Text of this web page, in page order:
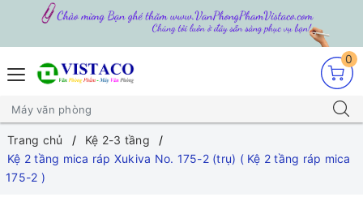
0
Trang chủ
Kệ 2-3 tầng
Kệ 2 tầng mica ráp Xukiva No. 175-2 (trụ) ( Kệ 2 tầng ráp mica
175-2 )